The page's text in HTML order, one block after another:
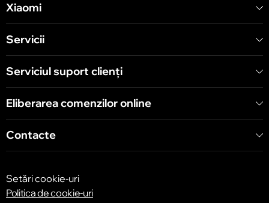
Chișinău
str. Arborilor 21, CC «Shopping MallDova»
Xiaomi
Servicii
Serviciul suport clienţi
Eliberarea comenzilor online
Contacte
Setări cookie-uri
Politica de cookie-uri